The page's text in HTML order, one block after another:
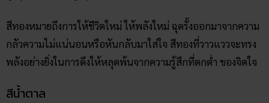
สีทองหมายถึงการให้ชีวิตใหม่ ให้พลังใหม่ ฉุดรั้งออกมาจากความ
กลัวความไม่แน่นอนหรือหันกลับมาใส่ใจ สีทองที่วาวแววจะทรง
พลังอย่างยิ่งในการดึงให้หลุดพ้นจากความรู้สึกที่ตกต่ำ ของจิตใจ
สีน้ำตาล